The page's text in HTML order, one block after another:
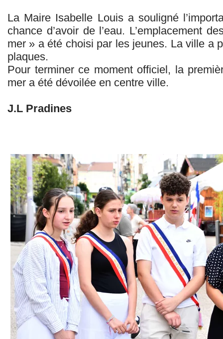
La Maire Isabelle Louis a souligné
chance d’avoir de l’eau. L’emplacement
mer » a été choisi par les jeunes. La ville a
plaques.
Pour terminer ce moment officiel, la
mer a été dévoilée en centre ville.
J.L Pradines